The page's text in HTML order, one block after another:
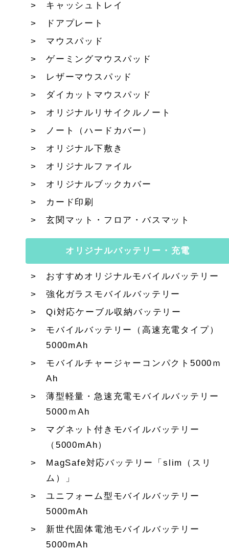
キャッシュトレイ
ドアプレート
マウスパッド
ゲーミングマウスパッド
レザーマウスパッド
ダイカットマウスパッド
オリジナルリサイクルノート
ノート（ハードカバー）
オリジナル下敷き
オリジナルファイル
オリジナルブックカバー
カード印刷
玄関マット・フロア・バスマット
オリジナルバッテリー・充電
おすすめオリジナルモバイルバッテリー
強化ガラスモバイルバッテリー
Qi対応ケーブル収納バッテリー
モバイルバッテリー（高速充電タイプ）
5000mAh
モバイルチャージャーコンパクト5000ｍ
Ah
薄型軽量・急速充電モバイルバッテリー
5000ｍAh
マグネット付きモバイルバッテリー
（5000mAh）
MagSafe対応バッテリー「slim（スリ
ム）」
ユニフォーム型モバイルバッテリー
5000mAh
新世代固体電池モバイルバッテリー
5000mAh